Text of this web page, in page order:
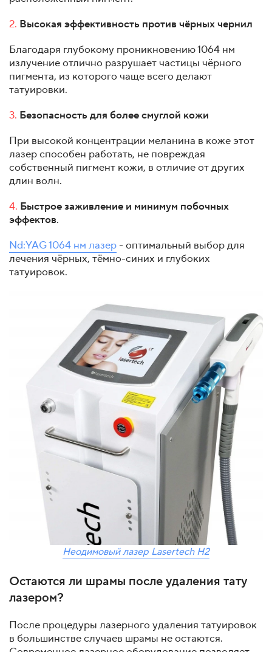
2. Высокая эффективность против чёрных чернил
Благодаря глубокому проникновению 1064 нм
излучение отлично разрушает частицы чёрного
пигмента, из которого чаще всего делают
татуировки.
3. Безопасность для более смуглой кожи
При высокой концентрации меланина в коже этот
лазер способен работать, не повреждая
собственный пигмент кожи, в отличие от других
длин волн.
4. Быстрое заживление и минимум побочных
эффектов.
Nd:YAG 1064 нм лазер - оптимальный выбор для
лечения чёрных, тёмно-синих и глубоких
татуировок.
Неодимовый лазер Lasertech H2
Остаются ли шрамы после удаления тату
лазером?
После процедуры лазерного удаления татуировок
в большинстве случаев шрамы не остаются.